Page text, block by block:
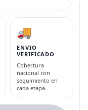
🚚
ENVIO
VERIFICADO
Cobertura
nacional con
seguimiento en
cada etapa.